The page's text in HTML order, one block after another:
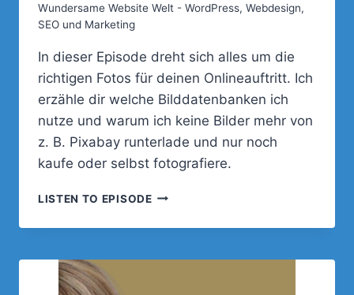
Wundersame Website Welt - WordPress, Webdesign,
SEO und Marketing
In dieser Episode dreht sich alles um die
richtigen Fotos für deinen Onlineauftritt. Ich
erzähle dir welche Bilddatenbanken ich
nutze und warum ich keine Bilder mehr von
z. B. Pixabay runterlade und nur noch
kaufe oder selbst fotografiere.
LISTEN TO EPISODE007
DIE
FOTOS